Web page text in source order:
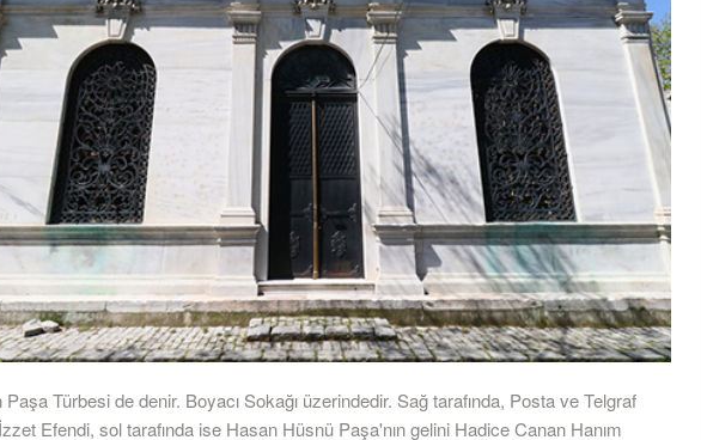
Paşa Türbesi de denir. Boyacı Sokağı üzerindedir. Sağ tarafında, Posta ve Telgraf
İzzet Efendi, sol tarafında ise Hasan Hüsnü Paşa'nın gelini Hadice Canan Hanım